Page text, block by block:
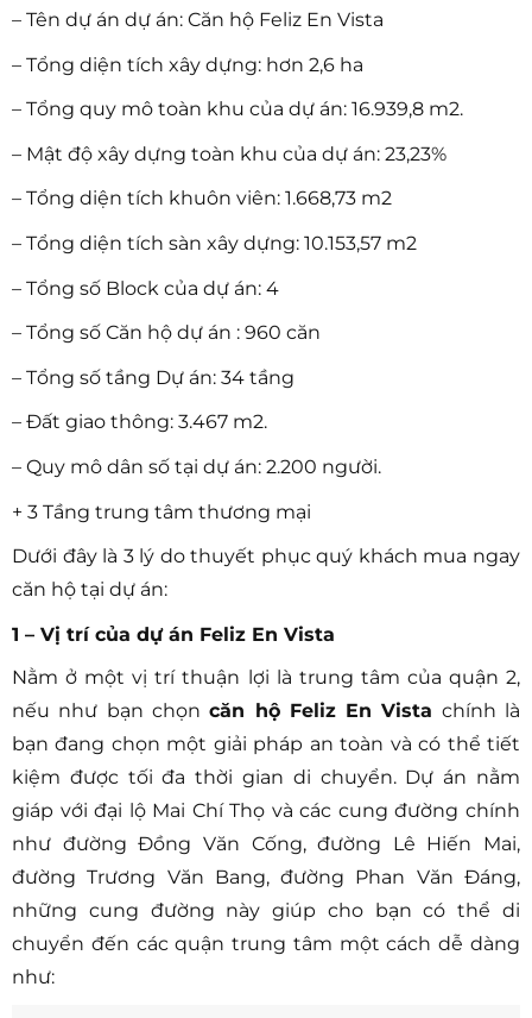
– Tên dự án dự án: Căn hộ Feliz En Vista
– Tổng diện tích xây dựng: hơn 2,6 ha
– Tổng quy mô toàn khu của dự án: 16.939,8 m2.
– Mật độ xây dựng toàn khu của dự án: 23,23%
– Tổng diện tích khuôn viên: 1.668,73 m2
– Tổng diện tích sàn xây dựng: 10.153,57 m2
– Tổng số Block của dự án: 4
– Tổng số Căn hộ dự án : 960 căn
– Tổng số tầng Dự án: 34 tầng
– Đất giao thông: 3.467 m2.
– Quy mô dân số tại dự án: 2.200 người.
+ 3 Tầng trung tâm thương mại
Dưới đây là 3 lý do thuyết phục quý khách mua ngay
căn hộ tại dự án:
1 – Vị trí của dự án Feliz En Vista
Nằm ở một vị trí thuận lợi là trung tâm của quận 2,
nếu như bạn chọncăn hộ Feliz En Vista chính là
bạn đang chọn một giải pháp an toàn và có thể tiết
kiệm được tối đa thời gian di chuyển. Dự án nằm
giáp với đại lộ Mai Chí Thọ và các cung đường chính
như đường Đồng Văn Cống, đường Lê Hiến Mai,
đường Trương Văn Bang, đường Phan Văn Đáng,
những cung đường này giúp cho bạn có thể di
chuyển đến các quận trung tâm một cách dễ dàng
như: